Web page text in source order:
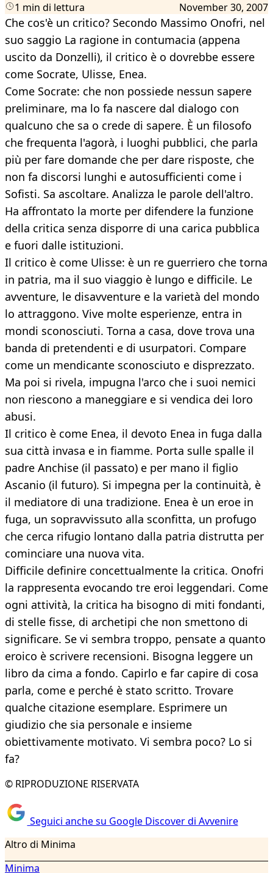
1 min di lettura November 30, 2007
Che cos'è un critico? Secondo Massimo Onofri, nel
suo saggio La ragione in contumacia (appena
uscito da Donzelli), il critico è o dovrebbe essere
come Socrate, Ulisse, Enea.
Come Socrate: che non possiede nessun sapere
preliminare, ma lo fa nascere dal dialogo con
qualcuno che sa o crede di sapere. È un filosofo
che frequenta l'agorà, i luoghi pubblici, che parla
più per fare domande che per dare risposte, che
non fa discorsi lunghi e autosufficienti come i
Sofisti. Sa ascoltare. Analizza le parole dell'altro.
Ha affrontato la morte per difendere la funzione
della critica senza disporre di una carica pubblica
e fuori dalle istituzioni.
Il critico è come Ulisse: è un re guerriero che torna
in patria, ma il suo viaggio è lungo e difficile. Le
avventure, le disavventure e la varietà del mondo
lo attraggono. Vive molte esperienze, entra in
mondi sconosciuti. Torna a casa, dove trova una
banda di pretendenti e di usurpatori. Compare
come un mendicante sconosciuto e disprezzato.
Ma poi si rivela, impugna l'arco che i suoi nemici
non riescono a maneggiare e si vendica dei loro
abusi.
Il critico è come Enea, il devoto Enea in fuga dalla
sua città invasa e in fiamme. Porta sulle spalle il
padre Anchise (il passato) e per mano il figlio
Ascanio (il futuro). Si impegna per la continuità, è
il mediatore di una tradizione. Enea è un eroe in
fuga, un sopravvissuto alla sconfitta, un profugo
che cerca rifugio lontano dalla patria distrutta per
cominciare una nuova vita.
Difficile definire concettualmente la critica. Onofri
la rappresenta evocando tre eroi leggendari. Come
ogni attività, la critica ha bisogno di miti fondanti,
di stelle fisse, di archetipi che non smettono di
significare. Se vi sembra troppo, pensate a quanto
eroico è scrivere recensioni. Bisogna leggere un
libro da cima a fondo. Capirlo e far capire di cosa
parla, come e perché è stato scritto. Trovare
qualche citazione esemplare. Esprimere un
giudizio che sia personale e insieme
obiettivamente motivato. Vi sembra poco? Lo si
fa?
© RIPRODUZIONE RISERVATA
Seguici anche su Google Discover di Avvenire
Altro di Minima
Minima